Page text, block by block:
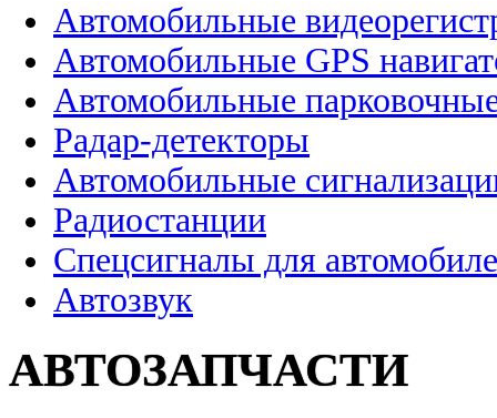
Автомобильные
Автомобильные GPS
Автомобильные
Радар-детекторы
Автомобильные
Радиостанции
Спецсигналы для
Автозвук
АВТОЗАПЧАСТИ